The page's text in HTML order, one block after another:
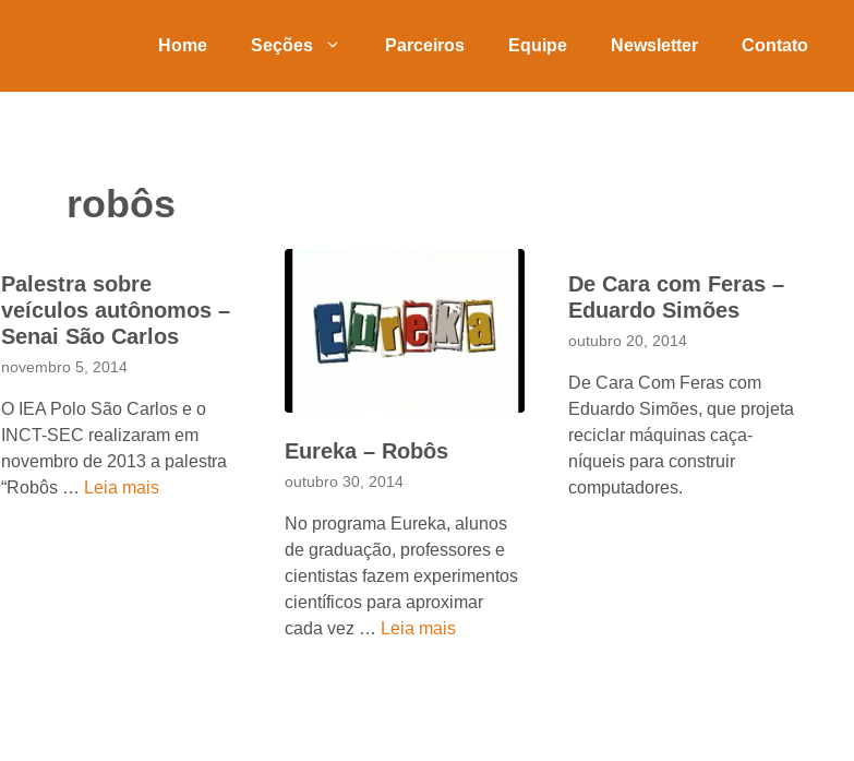
Home Seções Parceiros Equipe Newsletter Contato
robôs
Palestra sobre
veículos autônomos –
Senai São Carlos
novembro 5, 2014
O IEA Polo São Carlos e o
INCT-SEC realizaram em
novembro de 2013 a palestra
“Robôs … Leia mais
Eureka – Robôs
outubro 30, 2014
No programa Eureka, alunos
de graduação, professores e
cientistas fazem experimentos
científicos para aproximar
cada vez … Leia mais
De Cara com Feras –
Eduardo Simões
outubro 20, 2014
De Cara Com Feras com
Eduardo Simões, que projeta
reciclar máquinas caça-
níqueis para construir
computadores.